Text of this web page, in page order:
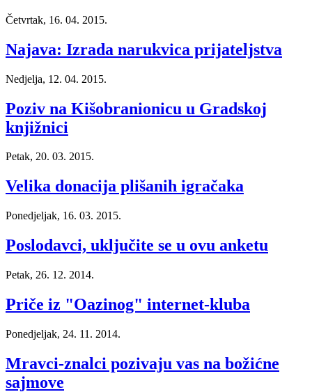
Četvrtak, 16. 04. 2015.
Najava: Izrada narukvica prijateljstva
Nedjelja, 12. 04. 2015.
Poziv na Kišobranionicu u Gradskoj
knjižnici
Petak, 20. 03. 2015.
Velika donacija plišanih igračaka
Ponedjeljak, 16. 03. 2015.
Poslodavci, uključite se u ovu anketu
Petak, 26. 12. 2014.
Priče iz "Oazinog" internet-kluba
Ponedjeljak, 24. 11. 2014.
Mravci-znalci pozivaju vas na božićne
sajmove